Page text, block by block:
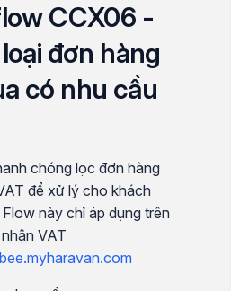
CCX06 -
đơn hàng
có nhu cầu
chóng lọc đơn hàng
để xử lý cho khách
này chỉ áp dụng trên
VAT